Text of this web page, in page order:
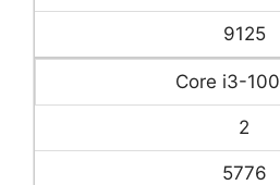
9125
Core i3-
2
5776